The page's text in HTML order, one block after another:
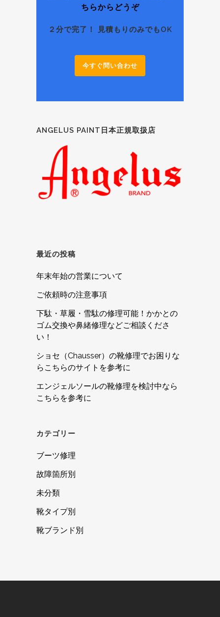
ちらからどうぞ
２分で完了！ 見積もりのみでもOK
今すぐ問い合わせ
ANGELUS PAINT日本正規取扱店
最近の投稿
年末年始の営業について
ご依頼時の注意事項
下駄・草履・雪駄の修理可能！かかとの
ゴム交換や鼻緒修理などご相談くださ
い！
ショセ（Chausser）の靴修理でお困りな
らこちらのサイトを参考に
エンジェルソールの靴修理を検討中なら
こちらを参考に
カテゴリー
ブーツ修理
故障箇所別
未分類
靴タイプ別
靴ブランド別